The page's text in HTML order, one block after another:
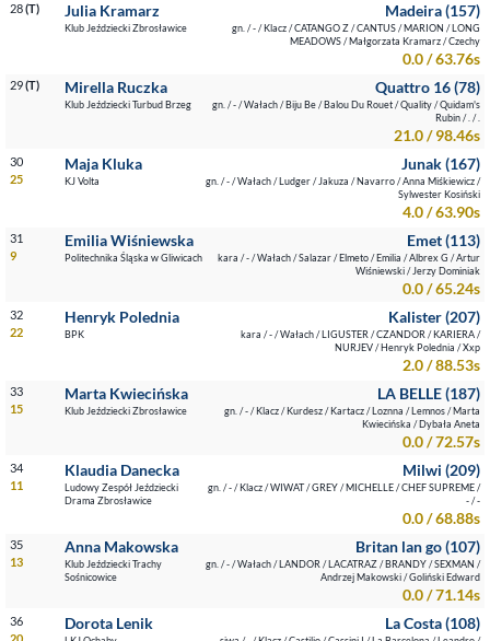
28(T) Julia Kramarz
Klub Jeździecki Zbrosławice
Madeira (157)
gn. / - / Klacz / CATANGO Z / CANTUS / MARION / LONG
MEADOWS / Małgorzata Kramarz / Czechy
0.0 / 63.76s
29(T) Mirella Ruczka
Klub Jeździecki Turbud Brzeg
Quattro 16 (78)
gn. / - / Wałach / Biju Be / Balou Du Rouet / Quality / Quidam's
Rubin / . / .
21.0 / 98.46s
30
25
Maja Kluka
KJ Volta
Junak (167)
gn. / - / Wałach / Ludger / Jakuza / Navarro / Anna Miśkiewicz /
Sylwester Kosiński
4.0 / 63.90s
31
9
Emilia Wiśniewska
Politechnika Śląska w Gliwicach
Emet (113)
kara / - / Wałach / Salazar / Elmeto / Emilia / Albrex G / Artur
Wiśniewski / Jerzy Dominiak
0.0 / 65.24s
32
22
Henryk Polednia
BPK
Kalister (207)
kara / - / Wałach / LIGUSTER / CZANDOR / KARIERA /
NURJEV / Henryk Polednia / Xxp
2.0 / 88.53s
33
15
Marta Kwiecińska
Klub Jeździecki Zbrosławice
LA BELLE (187)
gn. / - / Klacz / Kurdesz / Kartacz / Loznna / Lemnos / Marta
Kwiecińska / Dybała Aneta
0.0 / 72.57s
34
11
Klaudia Danecka
Ludowy Zespół Jeździecki
Drama Zbrosławice
Milwi (209)
gn. / - / Klacz / WIWAT / GREY / MICHELLE / CHEF SUPREME /
- / -
0.0 / 68.88s
35
13
Anna Makowska
Klub Jeździecki Trachy
Sośnicowice
Britan lan go (107)
gn. / - / Wałach / LANDOR / LACATRAZ / BRANDY / SEXMAN /
Andrzej Makowski / Goliński Edward
0.0 / 71.14s
36
Dorota Lenik La Costa (108)